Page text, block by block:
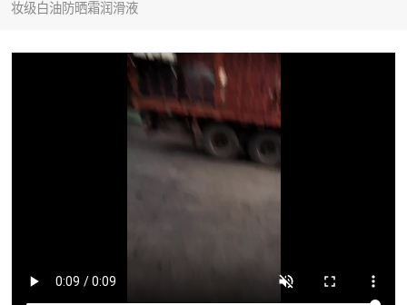
妆级白油防晒霜润滑液
26+32号化妆级白油 46+68号化妆级白油